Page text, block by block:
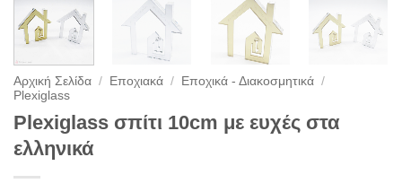
Αρχική Σελίδα / Εποχιακά / Εποχικά - Διακοσμητικά /
Plexiglass
Plexiglass σπίτι 10cm με ευχές στα
ελληνικά